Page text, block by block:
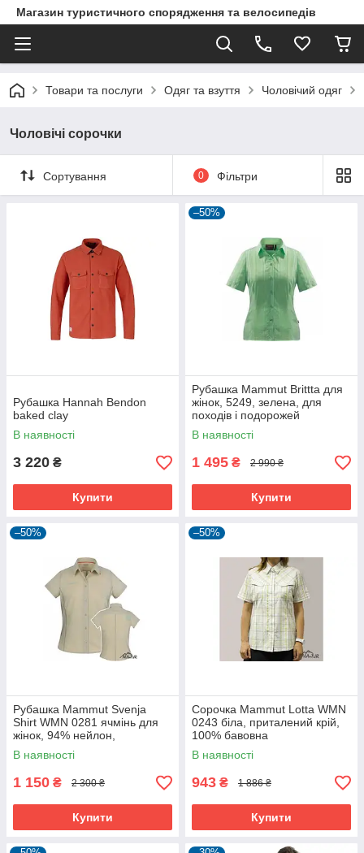
Магазин туристичного спорядження та велосипедів
Товари та послуги Одяг та взуття Чоловічий одяг
Чоловічі сорочки
Сортування 0 Фільтри
Рубашка Hannah Bendon
baked clay
В наявності
3 220 ₴
Купити
–50%
Рубашка Mammut Brittta для
жінок, 5249, зелена, для
походів і подорожей
В наявності
1 495 ₴ 2 990 ₴
Купити
–50%
Рубашка Mammut Svenja
Shirt WMN 0281 ячмінь для
жінок, 94% нейлон,
повсякденна
В наявності
1 150 ₴ 2 300 ₴
Купити
–50%
Сорочка Mammut Lotta WMN
0243 біла, приталений крій,
100% бавовна
В наявності
943 ₴ 1 886 ₴
Купити